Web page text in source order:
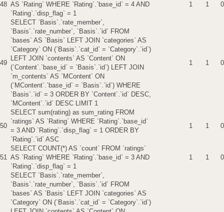
48 AS `Rating` WHERE `Rating`.`base_id` = 4 AND
`Rating`.`disp_flag` = 1
1 1 0
49
SELECT `Basis`.`rate_member`,
`Basis`.`rate_number`, `Basis`.`id` FROM
`bases` AS `Basis` LEFT JOIN `categories` AS
`Category` ON (`Basis`.`cat_id` = `Category`.`id`)
LEFT JOIN `contents` AS `Content` ON
(`Content`.`base_id` = `Basis`.`id`) LEFT JOIN
`m_contents` AS `MContent` ON
(`MContent`.`base_id` = `Basis`.`id`) WHERE
`Basis`.`id` = 3 ORDER BY `Content`.`id` DESC,
`MContent`.`id` DESC LIMIT 1
1 1 0
50
SELECT sum(rating) as sum_rating FROM
`ratings` AS `Rating` WHERE `Rating`.`base_id`
= 3 AND `Rating`.`disp_flag` = 1 ORDER BY
`Rating`.`id` ASC
1 1 0
51
SELECT COUNT(*) AS `count` FROM `ratings`
AS `Rating` WHERE `Rating`.`base_id` = 3 AND
`Rating`.`disp_flag` = 1
1 1 0
SELECT `Basis`.`rate_member`,
`Basis`.`rate_number`, `Basis`.`id` FROM
`bases` AS `Basis` LEFT JOIN `categories` AS
`Category` ON (`Basis`.`cat_id` = `Category`.`id`)